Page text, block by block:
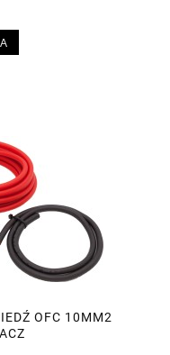
OFC 10MM2